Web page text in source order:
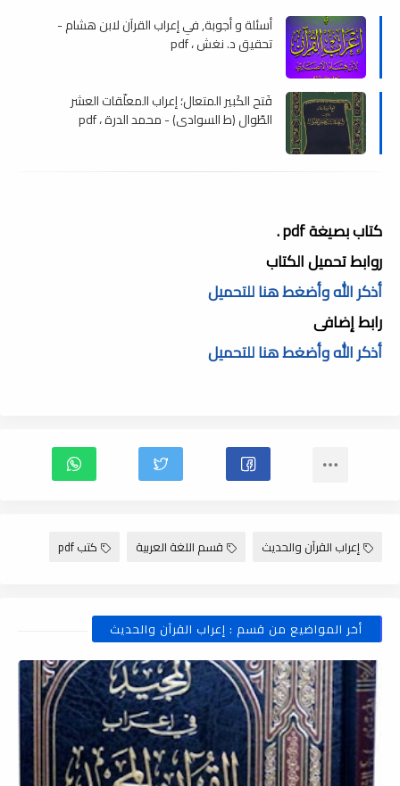
أسئلة و أجوبة, في إعراب القرآن لابن هشام -
تحقيق د. نغش ، pdf
فَتح الكَبير المتعال؛ إعراب المعلّقات العشر
الطّوال (ط السوادي) - محمد الدرة ، pdf
كتاب بصيغة pdf .
روابط تحميل الكتاب
أذكر الله وأضغط هنا للتحميل
رابط إضافى
أذكر الله وأضغط هنا للتحميل
إعراب القرآن والحديث قسم اللغة العربية كتب pdf
أخر المواضيع من قسم : إعراب القرآن والحديث